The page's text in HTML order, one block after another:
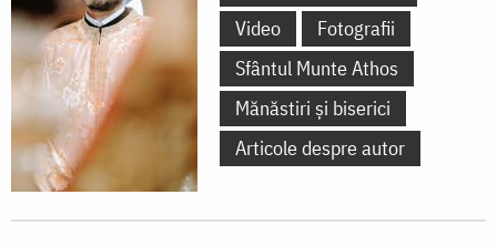
Video
Fotografii
Sfântul Munte Athos
Mănăstiri și biserici
Articole despre autor